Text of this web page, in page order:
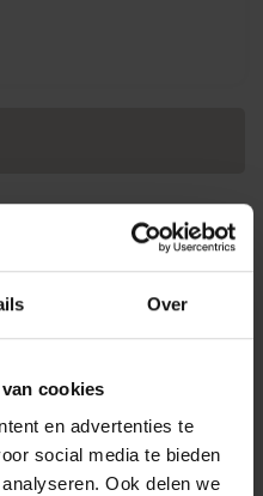
Over
cookies
en advertenties te
social media te bieden
Ook delen we